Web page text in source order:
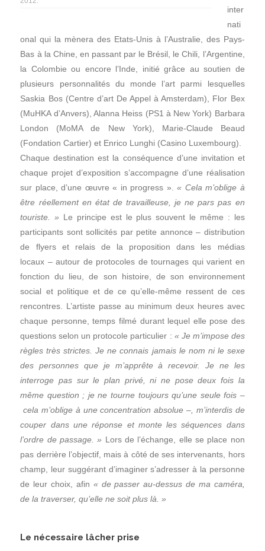
inter
nati
onal qui la mènera des Etats-Unis à l’Australie, des Pays-
Bas à la Chine, en passant par le Brésil, le Chili, l’Argentine,
la Colombie ou encore l’Inde, initié grâce au soutien de
plusieurs personnalités du monde l’art parmi lesquelles
Saskia Bos (Centre d’art De Appel à Amsterdam), Flor Bex
(MuHKA d’Anvers), Alanna Heiss (PS1 à New York) Barbara
London (MoMA de New York), Marie-Claude Beaud
(Fondation Cartier) et Enrico Lunghi (Casino Luxembourg).
Chaque destination est la conséquence d’une invitation et
chaque projet d’exposition s’accompagne d’une réalisation
sur place, d’une œuvre « in progress ».« Cela m’oblige à
être réellement en état de travailleuse, je ne pars pas en
touriste. » Le principe est le plus souvent le même : les
participants sont sollicités par petite annonce – distribution
de flyers et relais de la proposition dans les médias
locaux – autour de protocoles de tournages qui varient en
fonction du lieu, de son histoire, de son environnement
social et politique et de ce qu’elle-même ressent de ces
rencontres. L’artiste passe au minimum deux heures avec
chaque personne, temps filmé durant lequel elle pose des
questions selon un protocole particulier : « Je m’impose des
règles très strictes. Je ne connais jamais le nom ni le sexe
des personnes que je m’apprête à recevoir. Je ne les
interroge pas sur le plan privé, ni ne pose deux fois la
même question ; je ne tourne toujours qu’une seule fois –
cela m’oblige à une concentration absolue –, m’interdis de
couper dans une réponse et monte les séquences dans
l’ordre de passage. » Lors de l’échange, elle se place non
pas derrière l’objectif, mais à côté de ses intervenants, hors
champ, leur suggérant d’imaginer s’adresser à la personne
de leur choix, afin « de passer au-dessus de ma caméra,
de la traverser, qu’elle ne soit plus là. »
Le nécessaire lâcher prise